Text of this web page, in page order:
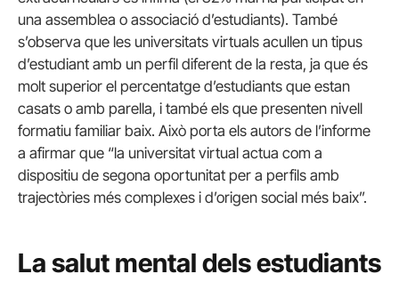
una assemblea o associació d’estudiants). També
s’observa que les universitats virtuals acullen un tipus
d’estudiant amb un perfil diferent de la resta, ja que és
molt superior el percentatge d’estudiants que estan
casats o amb parella, i també els que presenten nivell
formatiu familiar baix. Això porta els autors de l’informe
a afirmar que “la universitat virtual actua com a
dispositiu de segona oportunitat per a perfils amb
trajectòries més complexes i d’origen social més baix”.
La salut mental dels estudiants